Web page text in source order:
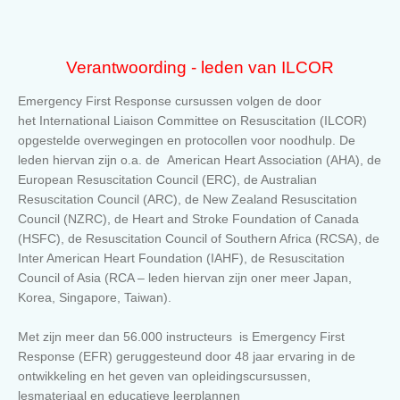
Verantwoording - leden van ILCOR
Emergency First Response cursussen volgen de door
het International Liaison Committee on Resuscitation (ILCOR)
opgestelde overwegingen en protocollen voor noodhulp. De
leden hiervan zijn o.a. de American Heart Association (AHA), de
European Resuscitation Council (ERC), de Australian
Resuscitation Council (ARC), de New Zealand Resuscitation
Council (NZRC), de Heart and Stroke Foundation of Canada
(HSFC), de Resuscitation Council of Southern Africa (RCSA), de
Inter American Heart Foundation (IAHF), de Resuscitation
Council of Asia (RCA – leden hiervan zijn oner meer Japan,
Korea, Singapore, Taiwan).
Met zijn meer dan 56.000 instructeurs is Emergency First
Response (EFR) geruggesteund door 48 jaar ervaring in de
ontwikkeling en het geven van opleidingscursussen,
lesmateriaal en educatieve leerplannen